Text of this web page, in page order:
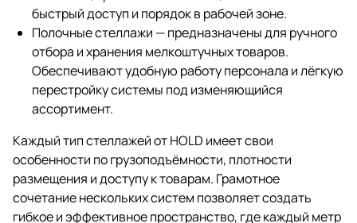
быстрый доступ и порядок в рабочей зоне.
Полочные стеллажи — предназначены для ручного
отбора и хранения мелкоштучных товаров.
Обеспечивают удобную работу персонала и лёгкую
перестройку системы под изменяющийся
ассортимент.
Каждый тип стеллажей от HOLD имеет свои
особенности по грузоподъёмности, плотности
размещения и доступу к товарам. Грамотное
сочетание нескольких систем позволяет создать
гибкое и эффективное пространство, где каждый метр